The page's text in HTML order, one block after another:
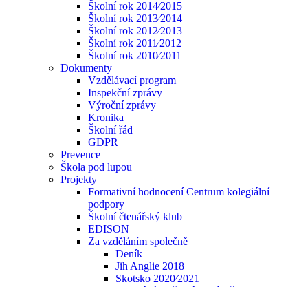
Školní rok 2014⁄2015
Školní rok 2013⁄2014
Školní rok 2012⁄2013
Školní rok 2011⁄2012
Školní rok 2010⁄2011
Dokumenty
Vzdělávací program
Inspekční zprávy
Výroční zprávy
Kronika
Školní řád
GDPR
Prevence
Škola pod lupou
Projekty
Formativní hodnocení Centrum kolegiální
podpory
Školní čtenářský klub
EDISON
Za vzděláním společně
Deník
Jih Anglie 2018
Skotsko 2020⁄2021